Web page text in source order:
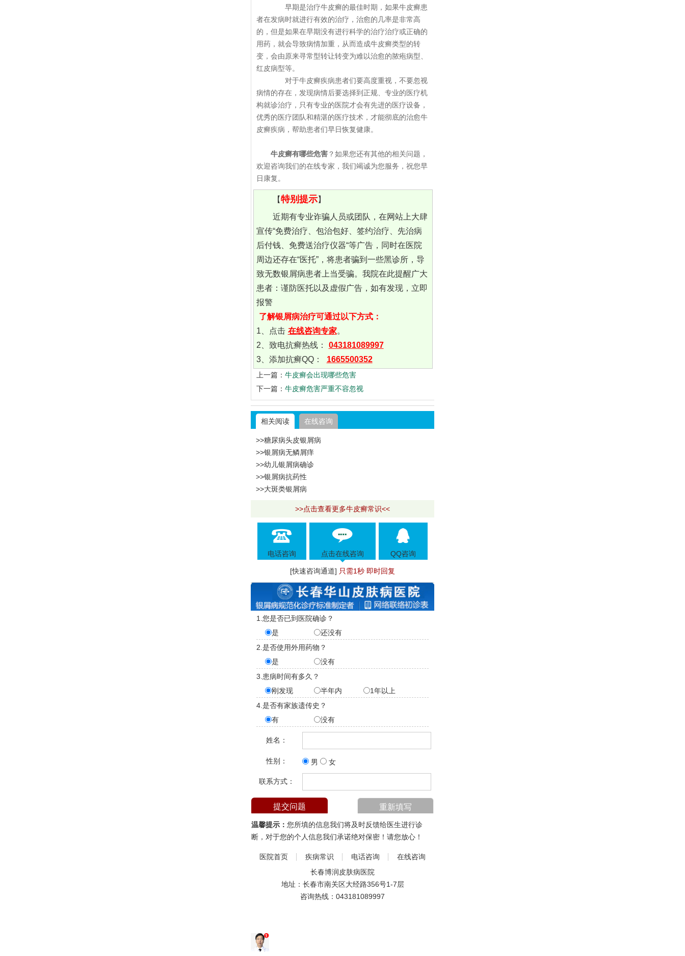
早期是治疗牛皮癣的最佳时期，如果牛皮癣患
者在发病时就进行有效的治疗，治愈的几率是非常高
的，但是如果在早期没有进行科学的治疗治疗或正确的
用药，就会导致病情加重，从而造成牛皮癣类型的转
变，会由原来寻常型转让转变为难以治愈的脓疱病型、
红皮病型等。
对于牛皮癣疾病患者们要高度重视，不要忽视
病情的存在，发现病情后要选择到正规、专业的医疗机
构就诊治疗，只有专业的医院才会有先进的医疗设备，
优秀的医疗团队和精湛的医疗技术，才能彻底的治愈牛
皮癣疾病，帮助患者们早日恢复健康。
牛皮癣有哪些危害 ？如果您还有其他的相关问题，
欢迎咨询我们的在线专家，我们竭诚为您服务，祝您早
日康复。
【特别提示】
近期有专业诈骗人员或团队，在网站上大肆
宣传“免费治疗、包治包好、签约治疗、先治病
后付钱、免费送治疗仪器“等广告，同时在医院
周边还存在“医托”，将患者骗到一些黑诊所，导
致无数银屑病患者上当受骗。我院在此提醒广大
患者：谨防医托以及虚假广告，如有发现，立即
报警
了解银屑病治疗可通过以下方式：
1、点击 在线咨询专家。
2、致电抗癣热线：
043181089997
3、添加抗癣QQ：
1665500352
上一篇： 牛皮癣会出现哪些危害
下一篇： 牛皮癣危害严重不容忽视
相关阅读 在线咨询
>>糖尿病头皮银屑病
>>银屑病无鳞屑痒
>>幼儿银屑病确诊
>>银屑病抗药性
>>大斑类银屑病
>>点击查看更多牛皮癣常识<<
电话咨询 点击在线咨询 QQ咨询
[快速咨询通道] 只需1秒 即时回复
1.您是否已到医院确诊？
是
还没有
2.是否使用外用药物？
是
没有
3.患病时间有多久？
刚发现
半年内
1年以上
4.是否有家族遗传史？
有
没有
姓名：
性别： 男 女
联系方式：
温馨提示： 您所填的信息我们将及时反馈给医生进行诊
断，对于您的个人信息我们承诺绝对保密！请您放心！
医院首页 疾病常识 电话咨询
在线咨询
长春博润皮肤病医院
地址：长春市南关区大经路356号1-7层
咨询热线： 043181089997